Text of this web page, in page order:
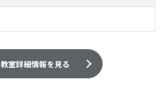
教室詳細情報を見る